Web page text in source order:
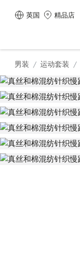
英国 精品店
男装 运动套装